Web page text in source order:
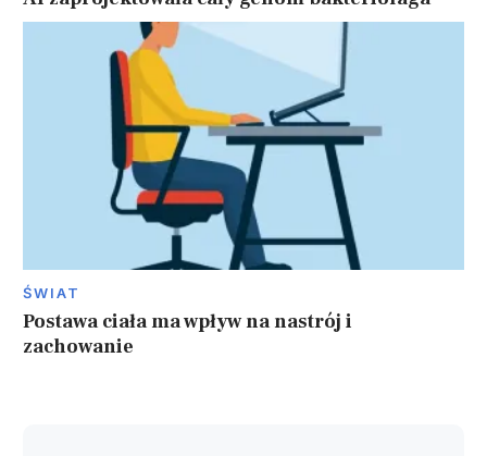
ŚWIAT
Postawa ciała ma wpływ na nastrój i
zachowanie